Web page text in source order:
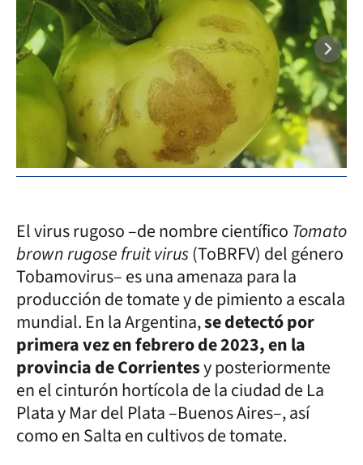
El virus rugoso –de nombre científico Tomato
brown rugose fruit virus(ToBRFV) del género
Tobamovirus– es una amenaza para la
producción de tomate y de pimiento a escala
mundial. En la Argentina,se detectó por
primera vez en febrero de 2023, en la
provincia de Corrientesy posteriormente
en el cinturón hortícola de la ciudad de La
Plata y Mar del Plata –Buenos Aires–, así
como en Salta en cultivos de tomate.